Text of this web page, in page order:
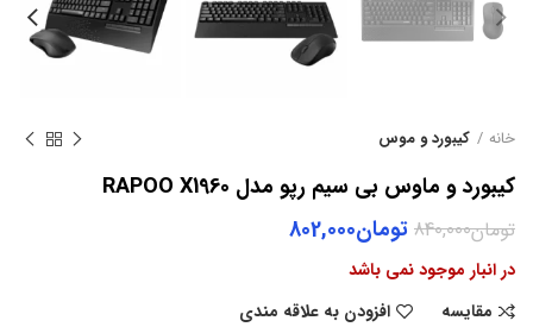
خانه کیبورد و موس
کیبورد و ماوس بی سیم رپو مدل RAPOO X1960
تومان840,000
Original
price
was:
تومان840,000.
تومان802,000
Current
تومان802,000.
در انبار موجود نمی باشد
مقایسه
افزودن به علاقه مندی